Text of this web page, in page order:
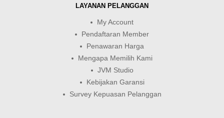
LAYANAN PELANGGAN
My Account
Pendaftaran Member
Penawaran Harga
Mengapa Memilih Kami
JVM Studio
Kebijakan Garansi
Survey Kepuasan Pelanggan